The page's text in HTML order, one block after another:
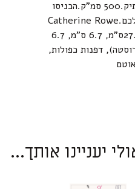
ומושלם לנשיאה גם בתיק.500 סמ”ק.הכניסו
אמנות לחיי היום יום שלכם.Catherine Rowe
מימדים: 500 סמ”ק, 27.5ס”מ, 6.7 ס”מ, 6.7
דפנות כפולות,
יעניינו אותך...